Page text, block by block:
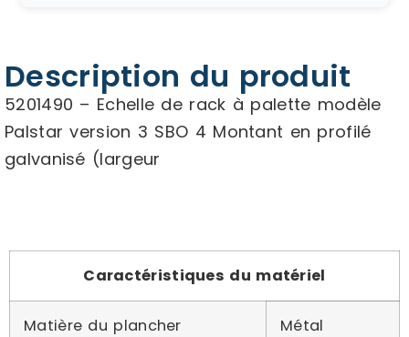
Description du produit
5201490 – Echelle de rack à palette modèle
Palstar version 3 SBO 4 Montant en profilé
galvanisé (largeur
Caractéristiques du matériel
Matière du plancher Métal